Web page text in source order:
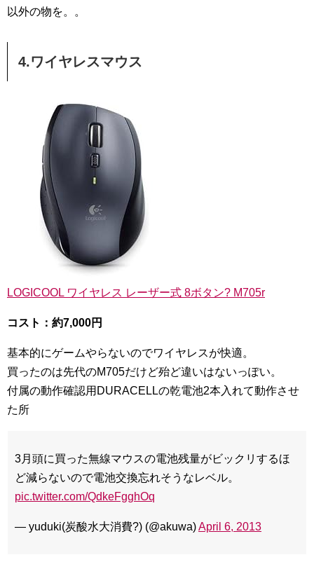
以外の物を。。
4.ワイヤレスマウス
LOGICOOL ワイヤレス レーザー式 8ボタン? M705r
コスト：約7,000円
基本的にゲームやらないのでワイヤレスが快適。
買ったのは先代のM705だけど殆ど違いはないっぽい。
付属の動作確認用DURACELLの乾電池2本入れて動作させ
た所
3月頭に買った無線マウスの電池残量がビックリするほ
ど減らないので電池交換忘れそうなレベル。
pic.twitter.com/QdkeFgghOq
— yuduki(炭酸水大消費?) (@akuwa)April 6, 2013